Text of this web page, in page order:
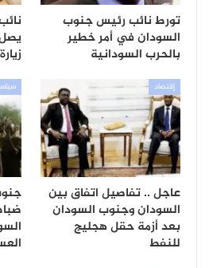
تورط نائب رئيس جنوب
السودان في أمر خطير
بالحرب السودانية
إقتصاد
عاجل .. تفاصيل اتفاق بين
السودان وجنوب السودان
بعد أزمة حقل هجليج
للنفط